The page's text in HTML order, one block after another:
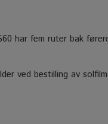
har fem ruter bak
ved bestilling av